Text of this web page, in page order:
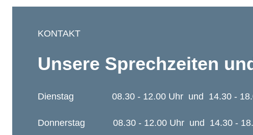
KONTAKT
Unsere Sprechzeiten
Dienstag 08.30 - 12.00 Uhr und 14.30 -
Donnerstag 08.30 - 12.00 Uhr und 14.30 -